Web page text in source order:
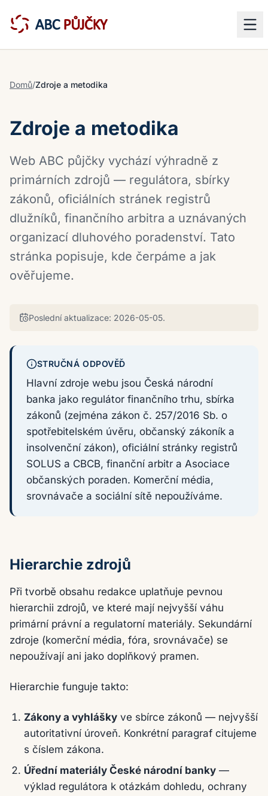
Domů/Zdroje a metodika
Zdroje a metodika
Web ABC půjčky vychází výhradně z
primárních zdrojů — regulátora, sbírky
zákonů, oficiálních stránek registrů
dlužníků, finančního arbitra a uznávaných
organizací dluhového poradenství. Tato
stránka popisuje, kde čerpáme a jak
ověřujeme.
Poslední aktualizace: 2026-05-05.
STRUČNÁ ODPOVĚĎ
Hlavní zdroje webu jsou Česká národní
banka jako regulátor finančního trhu, sbírka
zákonů (zejména zákon č. 257/2016 Sb. o
spotřebitelském úvěru, občanský zákoník a
insolvenční zákon), oficiální stránky registrů
SOLUS a CBCB, finanční arbitr a Asociace
občanských poraden. Komerční média,
srovnávače a sociální sítě nepoužíváme.
Hierarchie zdrojů
Při tvorbě obsahu redakce uplatňuje pevnou
hierarchii zdrojů, ve které mají nejvyšší váhu
primární právní a regulatorní materiály. Sekundární
zdroje (komerční média, fóra, srovnávače) se
nepoužívají ani jako doplňkový pramen.
Hierarchie funguje takto:
Zákony a vyhlášky ve sbírce zákonů — nejvyšší
autoritativní úroveň. Konkrétní paragraf citujeme
s číslem zákona.
Úřední materiály České národní banky —
výklad regulátora k otázkám dohledu, ochrany